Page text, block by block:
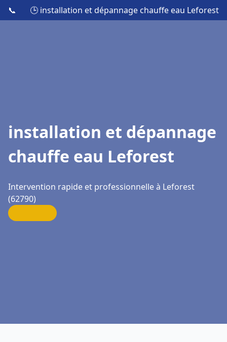
📞 🕒 installation et dépannage chauffe eau Leforest
installation et dépannage
chauffe eau Leforest
Intervention rapide et professionnelle à Leforest
(62790)